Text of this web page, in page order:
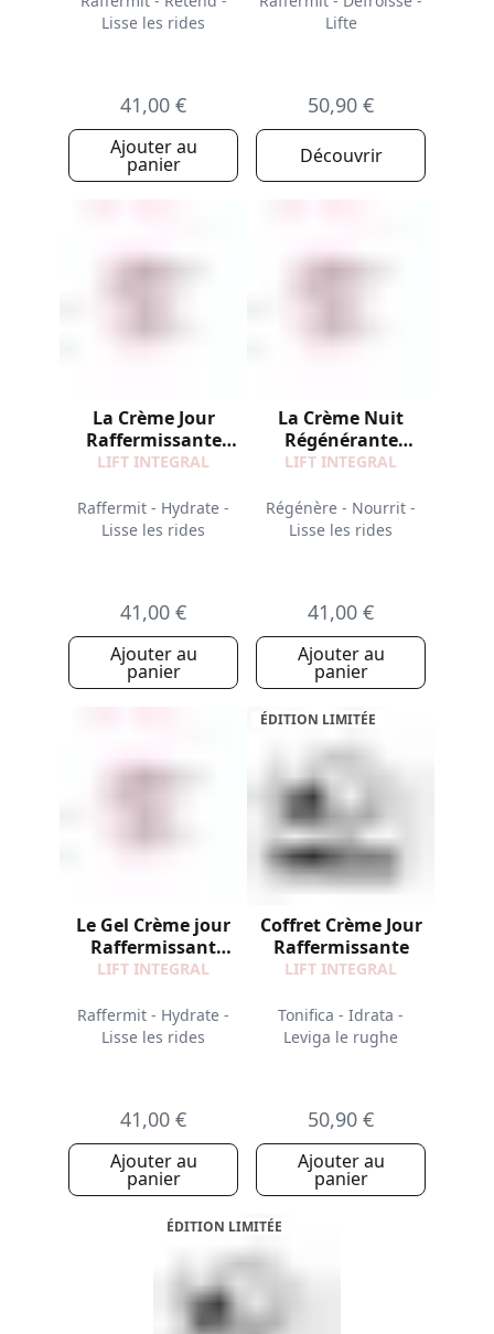
Lisse les rides
41,00 €
Ajouter au
panier
Lifte
50,90 €
Découvrir
La Crème Jour
Raffermissante
Recharge
LIFT INTEGRAL
Raffermit - Hydrate -
Lisse les rides
41,00 €
Ajouter au
panier
La Crème Nuit
Régénérante
Recharge
LIFT INTEGRAL
Régénère - Nourrit -
Lisse les rides
41,00 €
Ajouter au
panier
Le Gel Crème jour
Raffermissant
Recharge
LIFT INTEGRAL
Raffermit - Hydrate -
Lisse les rides
41,00 €
Ajouter au
panier
ÉDITION LIMITÉE
Coffret Crème Jour
Raffermissante
LIFT INTEGRAL
Tonifica - Idrata -
Leviga le rughe
50,90 €
Ajouter au
panier
ÉDITION LIMITÉE